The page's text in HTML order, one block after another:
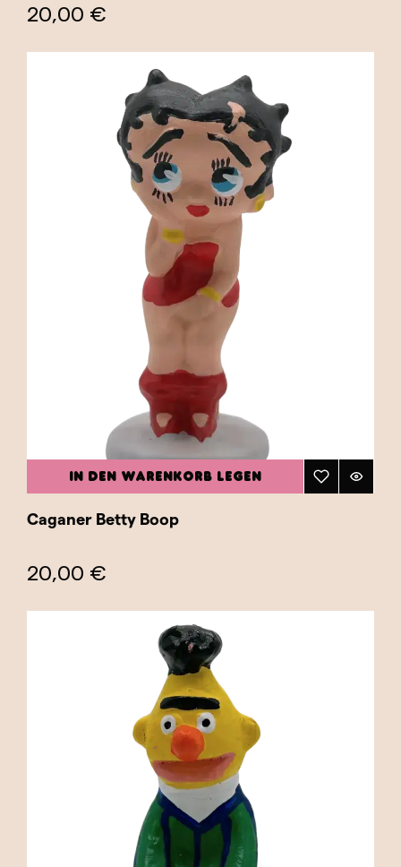
20,00 €
IN DEN WARENKORB LEGEN
Caganer Betty Boop
20,00 €